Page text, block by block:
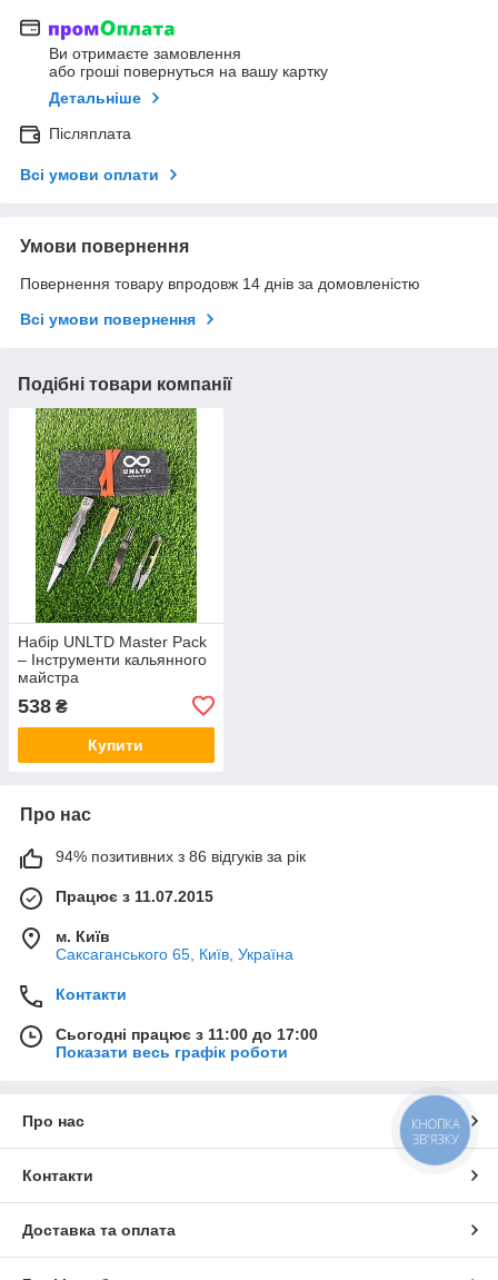
Ви отримаєте замовлення
або гроші повернуться на вашу картку
Детальніше
Післяплата
Всі умови оплати
Умови повернення
Повернення товару впродовж 14 днів за домовленістю
Всі умови повернення
Подібні товари компанії
Набір UNLTD Master Pack
– Інструменти кальянного
майстра
538 ₴
Купити
Про нас
94% позитивних з 86 відгуків за рік
Працює з 11.07.2015
м. Київ
Саксаганського 65, Київ, Україна
Контакти
Сьогодні працює з 11:00 до 17:00
Показати весь графік роботи
Про нас
Контакти
Доставка та оплата
КНОПКА
ЗВ'ЯЗКУ